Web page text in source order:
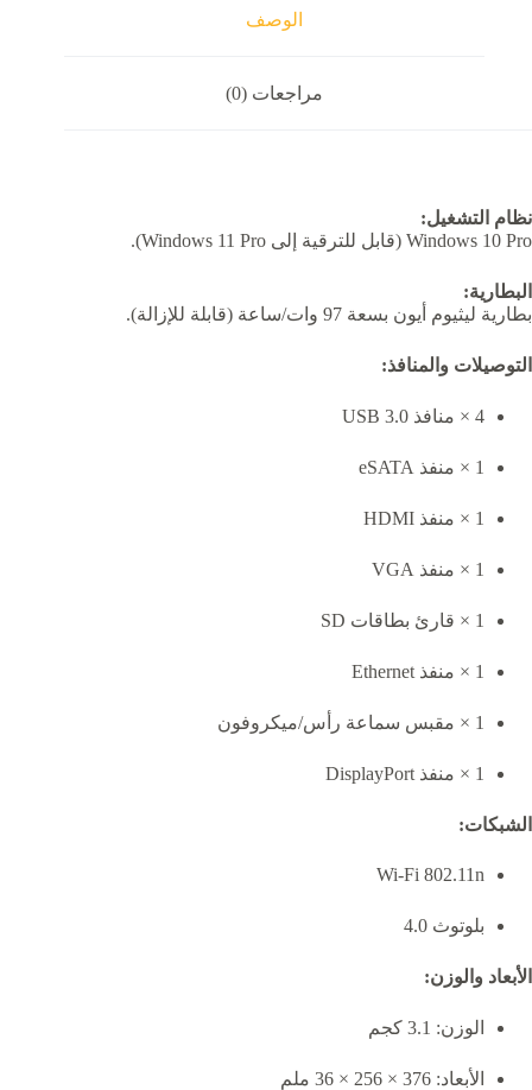
الوصف
مراجعات (0)
نظام التشغيل:
Windows 10 Pro (قابل للترقية إلى Windows 11 Pro).
البطارية:
بطارية ليثيوم أيون بسعة 97 وات/ساعة (قابلة للإزالة).
التوصيلات والمنافذ:
4 × منافذ USB 3.0
1 × منفذ eSATA
1 × منفذ HDMI
1 × منفذ VGA
1 × قارئ بطاقات SD
1 × منفذ Ethernet
1 × مقبس سماعة رأس/ميكروفون
1 × منفذ DisplayPort
الشبكات:
Wi-Fi 802.11n
بلوتوث 4.0
الأبعاد والوزن:
الوزن: 3.1 كجم
الأبعاد: 376 × 256 × 36 ملم